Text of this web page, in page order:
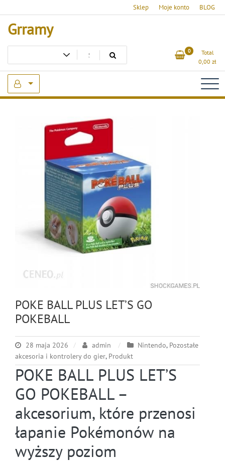
to
content
Sklep Moje konto BLOG
Grramy
0
Total
0,00 zł
POKE BALL PLUS LET’S GO
POKEBALL
28 maja 2026 admin Nintendo, Pozostałe
akcesoria i kontrolery do gier, Produkt
POKE BALL PLUS LET’S
GO POKEBALL –
akcesorium, które przenosi
łapanie Pokémonów na
wyższy poziom